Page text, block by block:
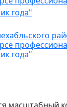
года"
масштабный